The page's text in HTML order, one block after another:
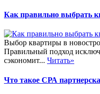
Как правильно выбрать
Выбор квартиры в
Правильный подход
сэкономит... Читать»
Что такое СРА